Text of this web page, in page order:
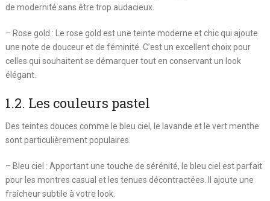
de modernité sans être trop audacieux.
– Rose gold : Le rose gold est une teinte moderne et chic qui ajoute
une note de douceur et de féminité. C’est un excellent choix pour
celles qui souhaitent se démarquer tout en conservant un look
élégant.
1.2. Les couleurs pastel
Des teintes douces comme le bleu ciel, le lavande et le vert menthe
sont particulièrement populaires.
– Bleu ciel : Apportant une touche de sérénité, le bleu ciel est parfait
pour les montres casual et les tenues décontractées. Il ajoute une
fraîcheur subtile à votre look.